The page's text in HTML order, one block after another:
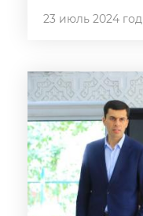
23 июль 2024 год